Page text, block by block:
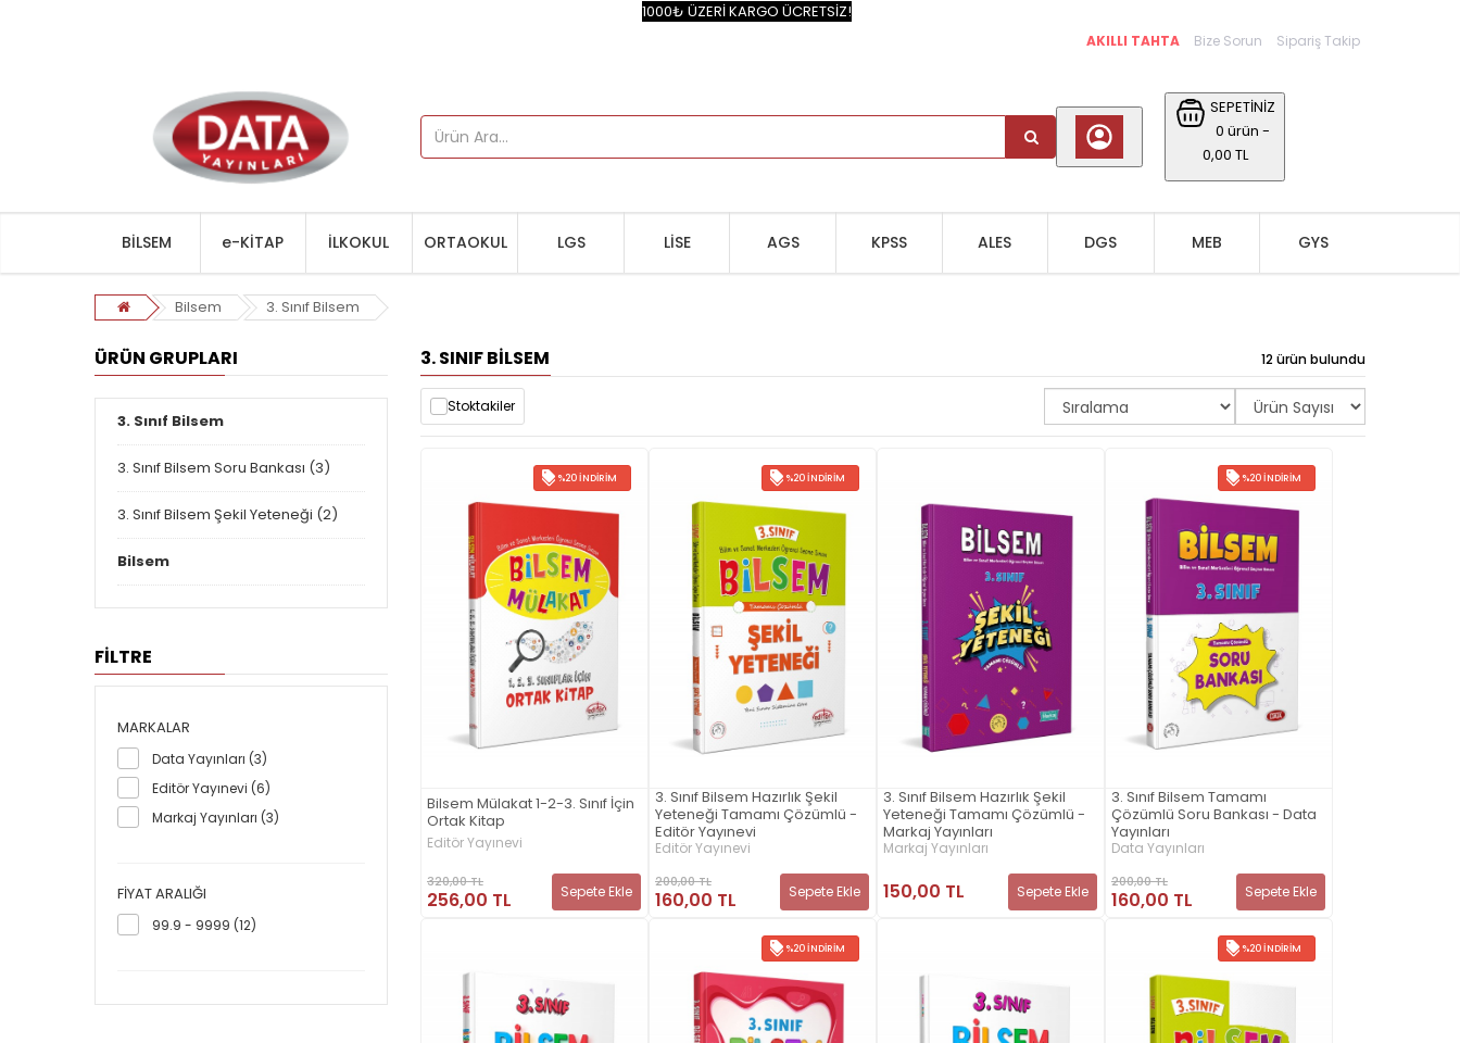
1000₺ ÜZERİ KARGO ÜCRETSİZ!
AKILLI TAHTA Bize Sorun Sipariş Takip
SEPETİNİZ
0 ürün -
0,00 TL
BİLSEM e-KİTAP İLKOKUL ORTAOKUL LGS LİSE AGS KPSS ALES DGS MEB GYS
Bilsem 3. Sınıf Bilsem
ÜRÜN GRUPLARI
3. Sınıf Bilsem
3. Sınıf Bilsem Soru Bankası (3)
3. Sınıf Bilsem Şekil Yeteneği (2)
Bilsem
FİLTRE
MARKALAR
Data Yayınları (3)
Editör Yayınevi (6)
Markaj Yayınları (3)
FIYAT ARALIĞI
99.9 - 9999 (12)
3. SINIF BILSEM 12 ürün bulundu
Stoktakiler
%20 İNDIRIM
Bilsem Mülakat 1-2-3. Sınıf İçin
Ortak Kitap
Editör Yayınevi
320,00 TL
256,00 TL Sepete Ekle
%20 İNDIRIM
3. Sınıf Bilsem Hazırlık Şekil
Yeteneği Tamamı Çözümlü -
Editör Yayınevi
Editör Yayınevi
200,00 TL
160,00 TL Sepete Ekle
3. Sınıf Bilsem Hazırlık Şekil
Yeteneği Tamamı Çözümlü -
Markaj Yayınları
Markaj Yayınları
150,00 TL Sepete Ekle
%20 İNDIRIM
3. Sınıf Bilsem Tamamı
Çözümlü Soru Bankası - Data
Yayınları
Data Yayınları
200,00 TL
160,00 TL Sepete Ekle
%20 İNDIRIM %20 İNDIRIM